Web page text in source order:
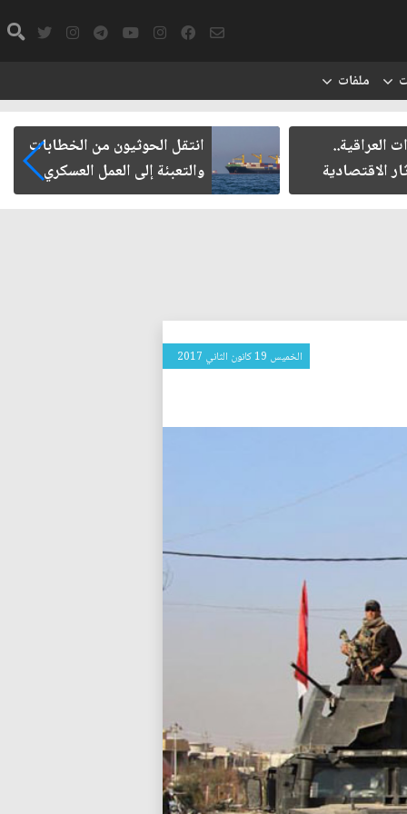
ملفات
العراقية..
الاقتصادية
انتقل الحوثيون من الخطابات
والتعبئة إلى العمل العسكري
الخميس 19 كانون الثاني 2017